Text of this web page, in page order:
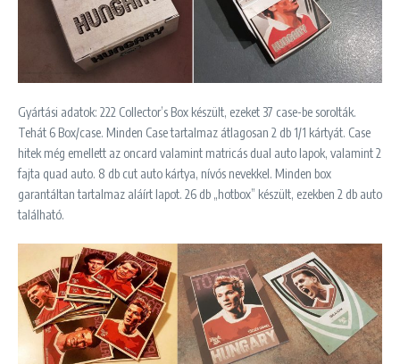
Gyártási adatok: 222 Collector’s Box készült, ezeket 37 case-be sorolták.
Tehát 6 Box/case. Minden Case tartalmaz átlagosan 2 db 1/1 kártyát. Case
hitek még emellett az oncard valamint matricás dual auto lapok, valamint 2
fajta quad auto. 8 db cut auto kártya, nívós nevekkel. Minden box
garantáltan tartalmaz aláírt lapot. 26 db „hotbox” készült, ezekben 2 db auto
található.